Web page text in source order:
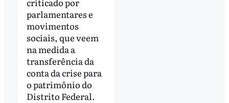
parlamentares e
movimentos
sociais, que veem
na medida a
transferência da
conta da crise para
o patrimônio do
Distrito Federal.